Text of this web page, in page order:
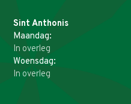
Sint Anthonis
Maandag:
In overleg
Woensdag:
In overleg